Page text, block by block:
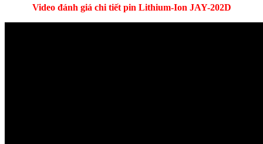
Video đánh giá chi tiết pin Lithium-Ion JAY-202D